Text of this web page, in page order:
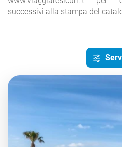
successivi alla stampa del